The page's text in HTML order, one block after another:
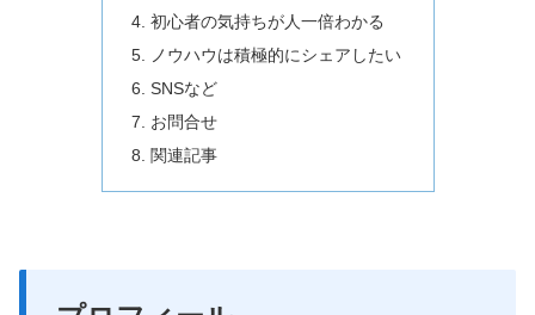
初心者の気持ちが人一倍わかる
ノウハウは積極的にシェアしたい
SNSなど
お問合せ
関連記事